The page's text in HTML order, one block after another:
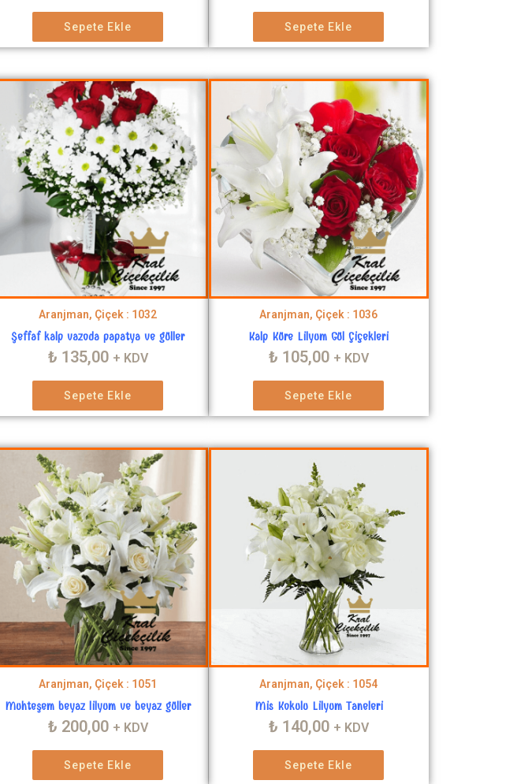
Sepete Ekle Sepete Ekle
Aranjman, Çiçek : 1032
Şeffaf kalp vazoda papatya ve güller
₺ 135,00 + KDV
Sepete Ekle
Aranjman, Çiçek : 1036
Kalp Küre Lilyum Gül Çiçekleri
₺ 105,00 + KDV
Sepete Ekle
Aranjman, Çiçek : 1051
Muhteşem beyaz lilyum ve beyaz güller
₺ 200,00 + KDV
Sepete Ekle
Aranjman, Çiçek : 1054
Mis Kokulu Lilyum Taneleri
₺ 140,00 + KDV
Sepete Ekle